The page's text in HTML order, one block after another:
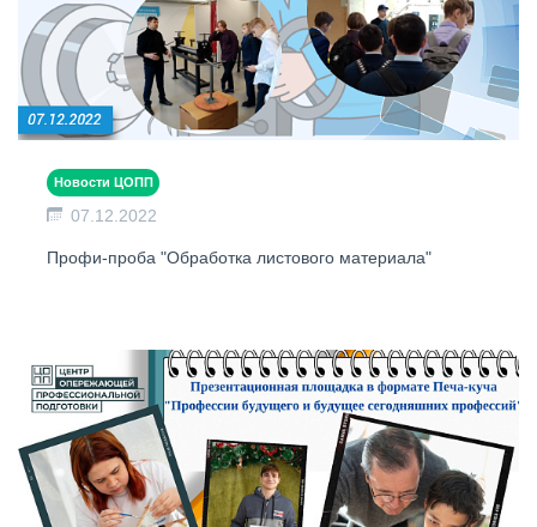
Новости ЦОПП
07.12.2022
Профи-проба "Обработка листового материала"